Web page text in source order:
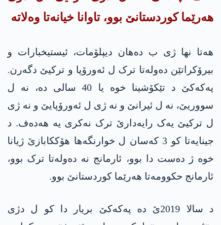
هەرێما کوردستانێ بوو، تاوانا خیانەتا وەلاتە
هەتا نها ژی ب دەهان دیپلۆمات، ئیستیخبارات و
بیرۆکراتێن دەولەتا ترک ل ئەورۆپا و ترکیێ دگەرن.
په‌كه‌كێ د تێکۆشینا خوە یا 40 سالی دە، نە ل
سووریێ، نە ل ئیرانێ و نه‌ ژی ل ئەورۆپایێ و نە ژی
ل ترکیێ یەک رایەدارێ ترک نەکری یە هەدەف. د
جینایەتا کو 3 کەسان ل خوارنگەها هۆککابازێ ژیانا
خوە ژ دەست دا بوو، ئارمانج نە دەولەتا ترک بوو،
ئارمانج حکوومەتا هەرێما کوردستانێ بوو.
د سالا 2019ێ دە په‌كه‌كێ بریار دا کو ل دژی